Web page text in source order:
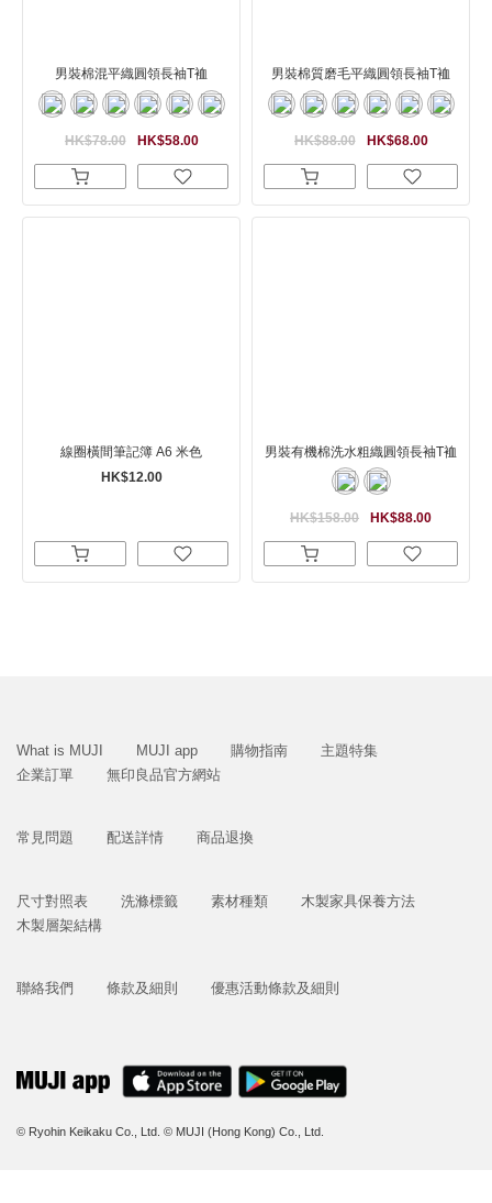
男裝棉混平織圓領長袖T裇
HK$58.00
HK$78.00
男裝棉質磨毛平織圓領長袖T裇
HK$68.00
HK$88.00
線圈橫間筆記簿 A6 米色
HK$12.00
男裝有機棉洗水粗織圓領長袖T裇
HK$88.00
HK$158.00
What is MUJI MUJI app 購物指南
主題特集
企業訂單
無印良品官方網站
常見問題 配送詳情 商品退換
尺寸對照表 洗滌標籤 素材種類
木製家具保養方法
木製層架結構
聯絡我們 條款及細則 優惠活動條款及細則
© Ryohin Keikaku Co., Ltd. © MUJI (Hong Kong) Co., Ltd.